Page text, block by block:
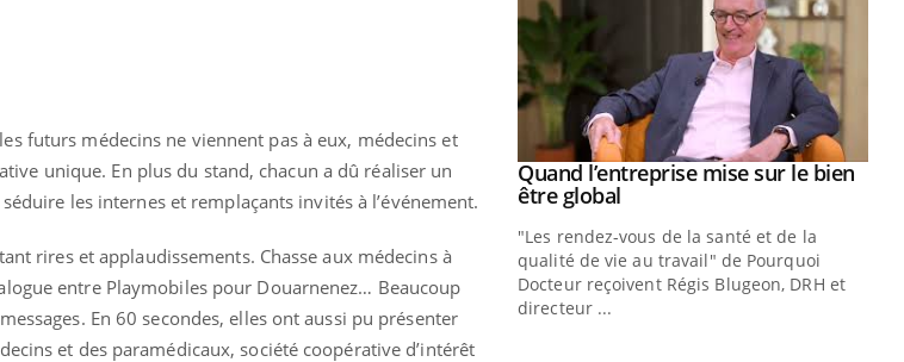
futurs médecins ne viennent pas à eux, médecins et
unique. En plus du stand, chacun a dû réaliser un
les internes et remplaçants invités à l’événement.
rires et applaudissements. Chasse aux médecins à
entre Playmobiles pour Douarnenez… Beaucoup
En 60 secondes, elles ont aussi pu présenter
et des paramédicaux, société coopérative d’intérêt
» pour
groupe
de bilan de
Youtube
COUP DE FOOD sur le diabèteYoutube
Coup de food sur le diabète, c'est votre
bouscule les idées reçues ! Dans cet
épisode, une ...
Youtube
Quand l’entreprise mise sur le bien
être globalYoutube
"Les rendez-vous de la santé et de la
qualité de vie au travail" de Pourquoi
Docteur reçoivent Régis Blugeon, DRH et
directeur ...